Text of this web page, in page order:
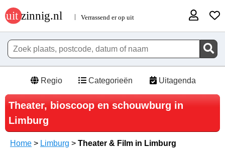
Regio Categorieën Uitagenda
Theater, bioscoop en schouwburg in
Limburg
Home > Limburg > Theater & Film in Limburg